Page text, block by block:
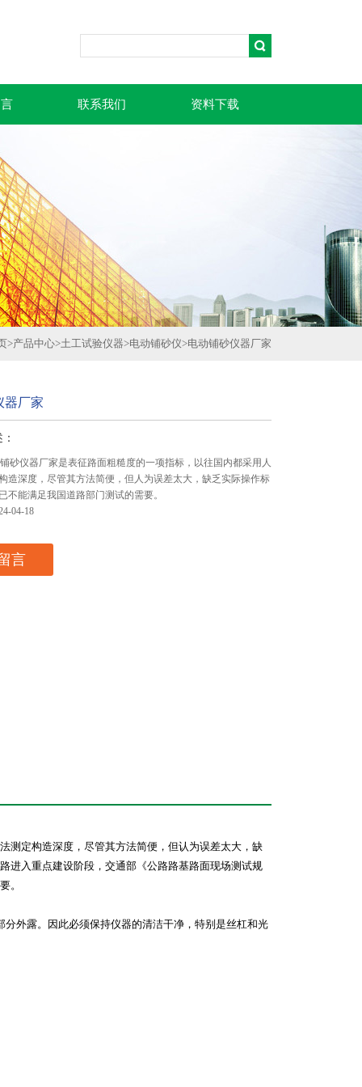
联系我们 资料下载
>产品中心>土工试验仪器>电动铺砂仪>电动铺砂仪器厂家
器厂家
砂仪器厂家是表征路面粗糙度的一项指标，以往国内都采用人
造深度，尽管其方法简便，但人为误差太大，缺乏实际操作标
不能满足我国道路部门测试的需要。
04-18
言
测定构造深度，尽管其方法简便，但认为误差太大，缺
进入重点建设阶段，交通部《公路路基路面现场测试规
。
外露。因此必须保持仪器的清洁干净，特别是丝杠和光